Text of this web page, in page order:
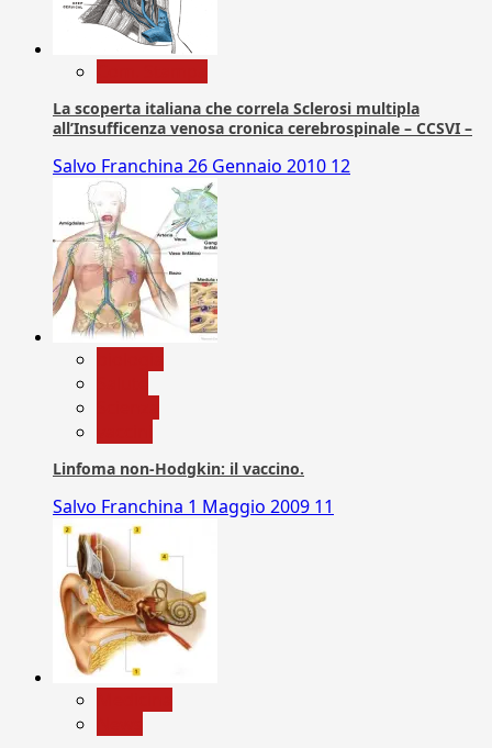
La scoperta italiana che correla Sclerosi multipla
all’Insufficenza venosa cronica cerebrospinale – CCSVI –
Salvo Franchina 26 Gennaio 2010 12
Linfoma non-Hodgkin: il vaccino.
Salvo Franchina 1 Maggio 2009 11